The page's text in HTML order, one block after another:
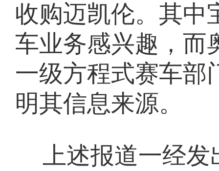
收购迈凯伦。其中
车业务感兴趣，而
一级方程式赛车部
明其信息来源。
上述报道一经